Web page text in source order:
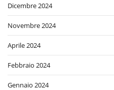
Dicembre 2024
Novembre 2024
Aprile 2024
Febbraio 2024
Gennaio 2024